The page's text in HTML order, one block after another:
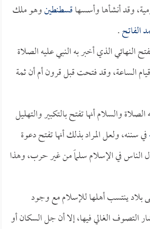
وقد أنشأها وأسسهاقسطنطينوهو ملك
الفاتح.
النهائي الذي أخبر به النبي عليه الصلاة
الساعة، وقد فتحت قبل قرون أم أن ثمة
والسلام أنها تفتح بالتكبير والتهليل
في سننه، ولعل المراد بذلك أنها تفتح دعوة
الناس في الإسلام سلماً من غير حرب، وهذا
بلاد ينتسب أهلها للإسلام مع وجود
التصوف الغالي فيها، إلا أن جل السكان أو